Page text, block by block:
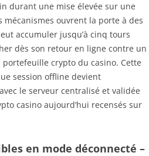
durant une mise élevée sur une
mécanismes ouvrent la porte à des
accumuler jusqu’à cinq tours
dès son retour en ligne contre un
crypto du casino. Cette
session offline devient
le serveur centralisé et validée
casino aujourd’hui recensés sur
en mode déconnecté –